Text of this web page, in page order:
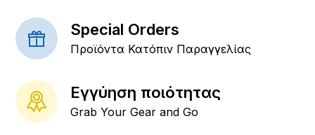
Special Orders
Προϊόντα Κατόπιν Παραγγελίας
Εγγύηση ποιότητας
Grab Your Gear and Go